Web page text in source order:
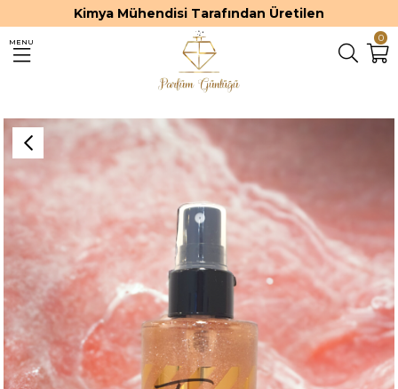
Kimya Mühendisi Tarafından Üretilen
0
MENU